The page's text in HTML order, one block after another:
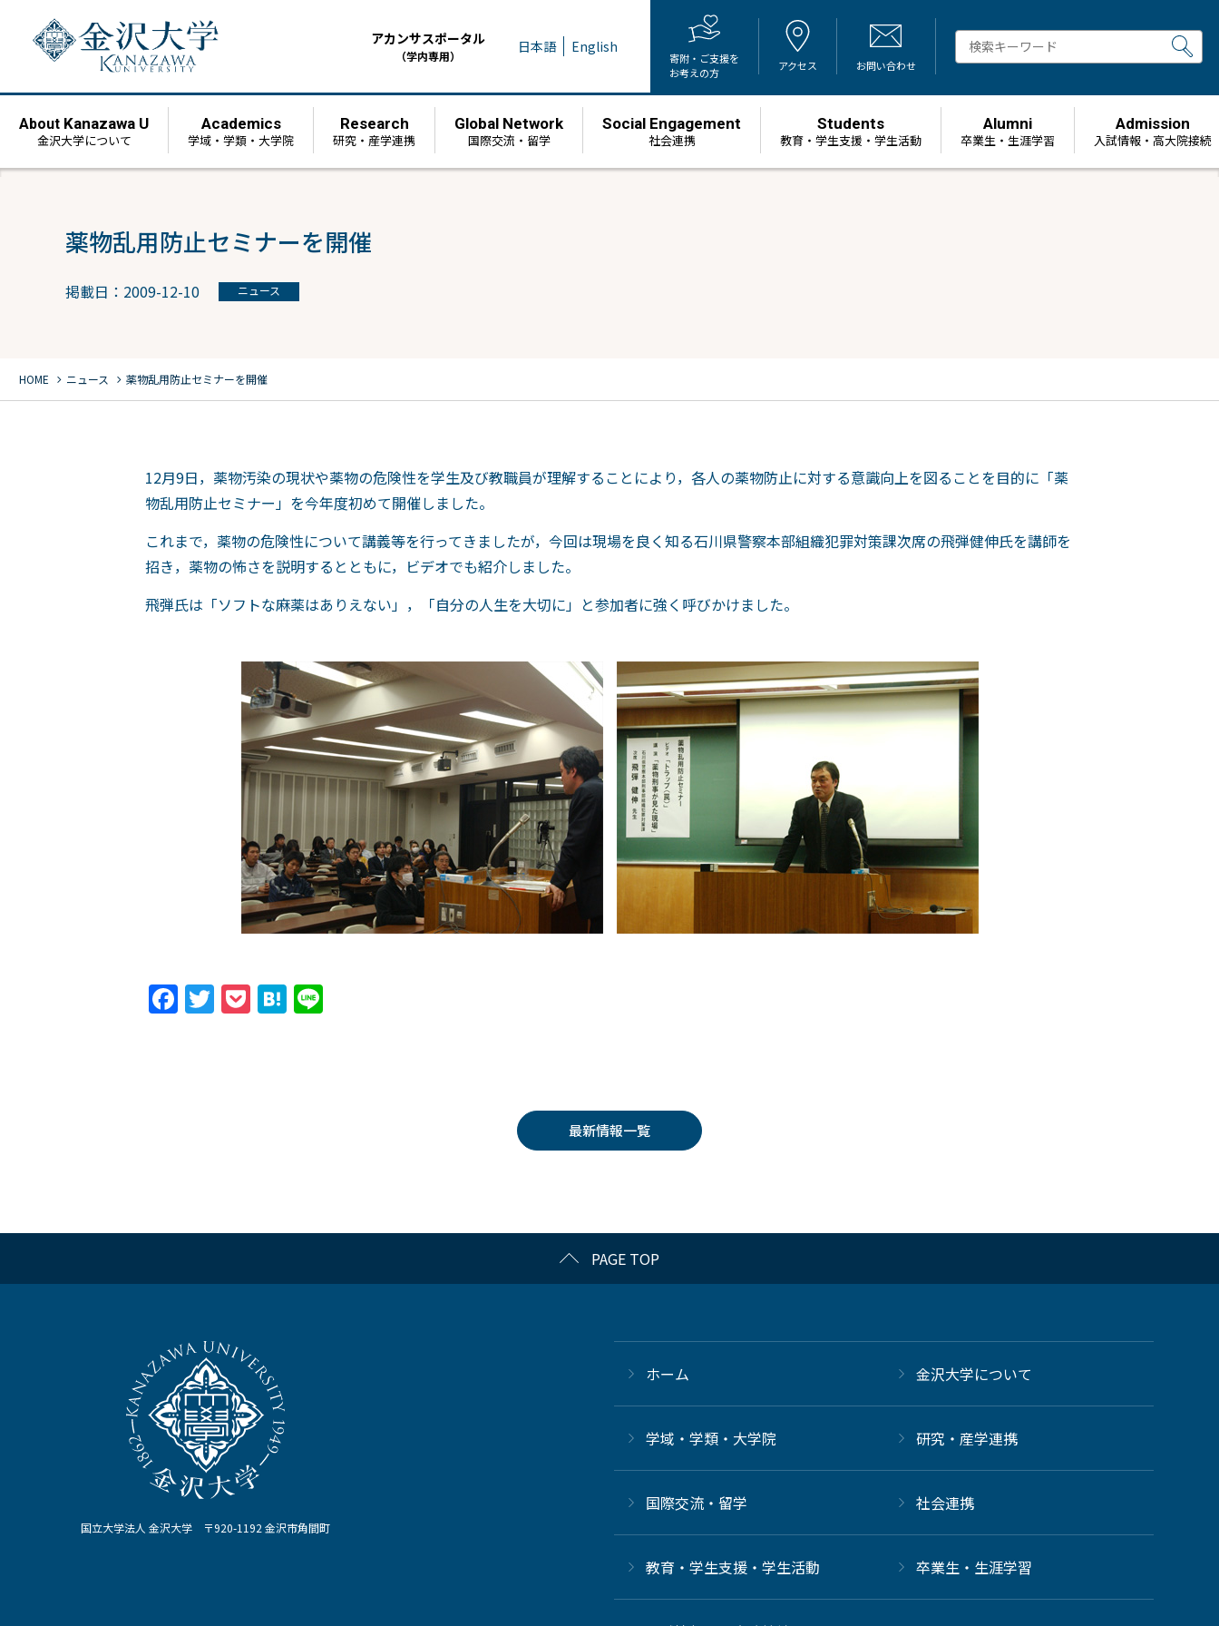
アカンサスポータル
（学内専用） 日本語 English
寄附・ご支援を
お考えの方
アクセス お問い合わせ
About Kanazawa U
金沢大学について
Academics
学域・学類・大学院
Research
研究・産学連携
Global Network
国際交流・留学
Social Engagement
社会連携
Students
教育・学生支援・学生活動
Alumni
卒業生・生涯学習
Admission
⼊試情報・高大院接続
薬物乱用防止セミナーを開催
掲載日：2009-12-10 ニュース
HOME chevron_right ニュース chevron_right 薬物乱用防止セミナーを開催
12月9日，薬物汚染の現状や薬物の危険性を学生及び教職員が理解することにより，各人の薬物防止に対する意識向上を図ることを目的に「薬
物乱用防止セミナー」を今年度初めて開催しました。
これまで，薬物の危険性について講義等を行ってきましたが，今回は現場を良く知る石川県警察本部組織犯罪対策課次席の飛弾健伸氏を講師を
招き，薬物の怖さを説明するとともに，ビデオでも紹介しました。
飛弾氏は「ソフトな麻薬はありえない」，「自分の人生を大切に」と参加者に強く呼びかけました。
Facebook
Twitter
PocketHatena
最新情報一覧
PAGE TOP
国立大学法人 金沢大学 〒920-1192 金沢市角間町
ホーム 金沢大学について
学域・学類・大学院 研究・産学連携
国際交流・留学 社会連携
教育・学生支援・学生活動 卒業生・生涯学習